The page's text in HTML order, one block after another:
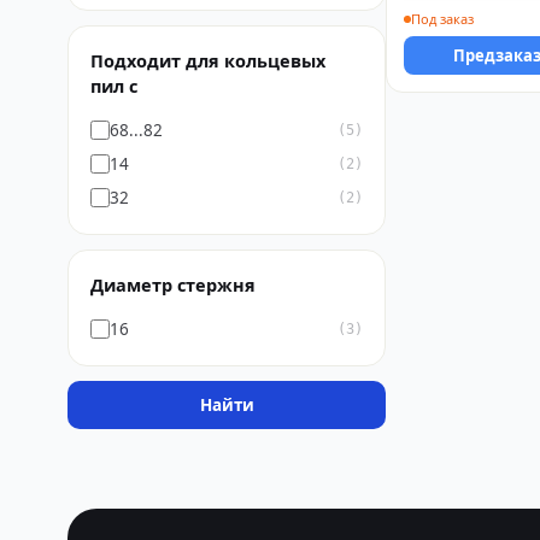
Подходит для кольцевых
пил с
68...82 (5)
14 (2)
32 (2)
Диаметр стержня
16 (3)
Найти
Под заказ
Предзаказ